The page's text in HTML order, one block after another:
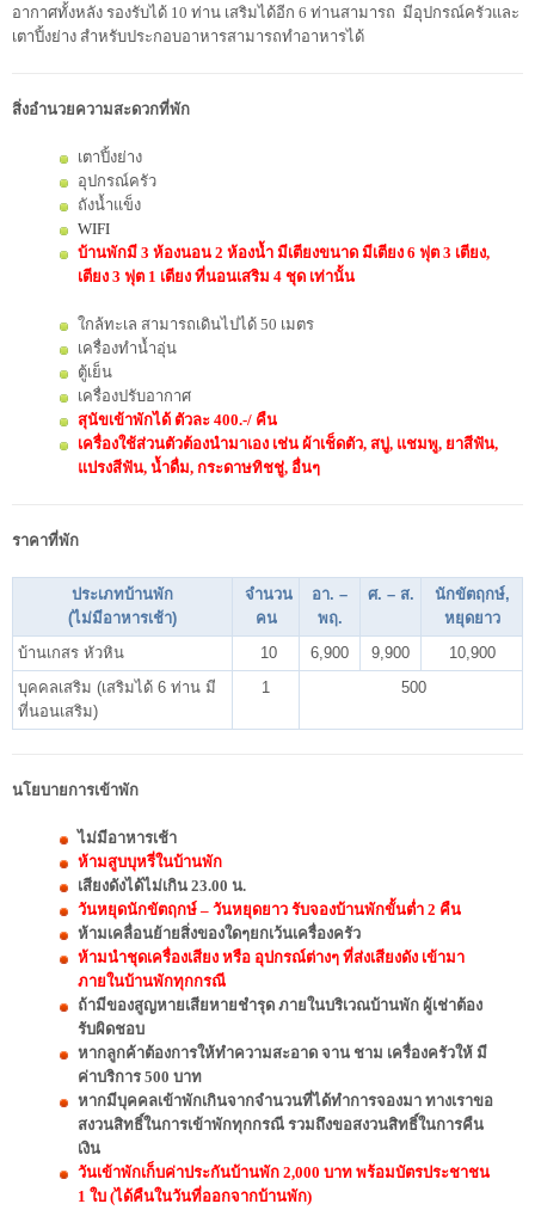
อากาศทั้งหลัง รองรับได้ 10 ท่าน เสริมได้อีก 6 ท่านสามารถ มีอุปกรณ์ครัวและ
เตาปิ้งย่าง สำหรับประกอบอาหารสามารถทำอาหารได้
สิ่งอำนวยความสะดวกที่พัก
เตาปิ้งย่าง
อุปกรณ์ครัว
ถังน้ำแข็ง
WIFI
บ้านพักมี 3 ห้องนอน 2 ห้องน้ำ มีเตียงขนาด มีเตียง 6 ฟุต 3 เตียง,
เตียง 3 ฟุต 1 เตียง ที่นอนเสริม 4 ชุด เท่านั้น
ใกล้ทะเล สามารถเดินไปได้ 50 เมตร
เครื่องทำน้ำอุ่น
ตู้เย็น
เครื่องปรับอากาศ
สุนัขเข้าพักได้ ตัวละ 400.-/ คืน
เครื่องใช้ส่วนตัวต้องนำมาเอง เช่น ผ้าเช็ดตัว, สบู่, แชมพู, ยาสีฟัน,
แปรงสีฟัน, น้ำดื่ม, กระดาษทิชชู่, อื่นๆ
ราคาที่พัก
ประเภทบ้านพัก
(ไม่มีอาหารเช้า)
จำนวน
คน
อา. –
พฤ.
ศ. – ส.
นักขัตฤกษ์,
หยุดยาว
บ้านเกสร หัวหิน
10 6,900 9,900
10,900
บุคคลเสริม (เสริมได้ 6 ท่าน มี
ที่นอนเสริม)
1 500
นโยบายการเข้าพัก
ไม่มีอาหารเช้า
ห้ามสูบบุหรี่ในบ้านพัก
เสียงดังได้ไม่เกิน 23.00 น.
วันหยุดนักขัตฤกษ์ – วันหยุดยาว รับจองบ้านพักขั้นต่ำ 2 คืน
ห้ามเคลื่อนย้ายสิ่งของใดๆยกเว้นเครื่องครัว
ห้ามนำชุดเครื่องเสียง หรือ อุปกรณ์ต่างๆ ที่ส่งเสียงดัง เข้ามา
ภายในบ้านพักทุกกรณี
ถ้ามีของสูญหายเสียหายชำรุด ภายในบริเวณบ้านพัก ผู้เช่าต้อง
รับผิดชอบ
หากลูกค้าต้องการให้ทำความสะอาด จาน ชาม เครื่องครัวให้ มี
ค่าบริการ 500 บาท
หากมีบุคคลเข้าพักเกินจากจำนวนที่ได้ทำการจองมา ทางเราขอ
สงวนสิทธิ์ในการเข้าพักทุกกรณี รวมถึงขอสงวนสิทธิ์ในการคืน
เงิน
วันเข้าพักเก็บค่าประกันบ้านพัก 2,000 บาท พร้อมบัตรประชาชน
1 ใบ (ได้คืนในวันที่ออกจากบ้านพัก)